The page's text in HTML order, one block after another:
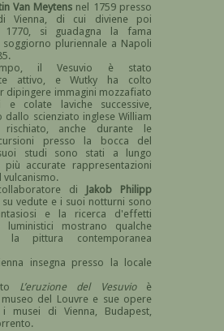
Van Meytens nel 1759 presso
di Vienna, di cui diviene poi
si guadagna la fama
pluriennale a Napoli
il Vesuvio è stato
attivo, e Wutky ha colto
dipingere immagini mozzafiato
e colate laviche successive,
dallo scienziato inglese William
rischiato, anche durante le
presso la bocca del
studi sono stati a lungo
accurate rappresentazioni
vulcanismo.
di
Jakob Philipp
su vedute e i suoi notturni sono
e la ricerca d'effetti
luministici mostrano qualche
la pittura contemporanea
insegna presso la locale
L’eruzione del Vesuvioè
del Louvre e sue opere
musei di Vienna, Budapest,